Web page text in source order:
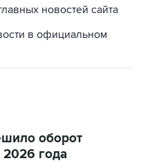
новостей сайта
в официальном
оборот
года